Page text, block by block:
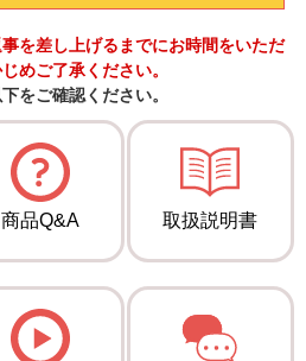
を差し上げるまでにお時間をいただ
めご了承ください。
をご確認ください。
商品Q&A 取扱説明書